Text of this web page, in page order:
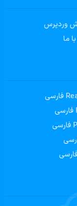
وردپرس
ما